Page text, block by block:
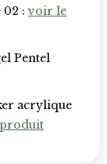
02 :voir le
Pentel
acrylique